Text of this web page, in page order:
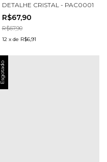
DETALHE CRISTAL - PAC0001
R$67,90
R$67,90
12 x de R$6,91
Esgotado